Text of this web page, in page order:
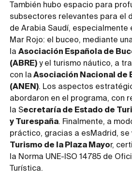
También hubo espacio para
subsectores relevantes para el
de Arabia Saudí, especialmente
Mar Rojo: el buceo, mediante
la Asociación Española de
(ABRE) y el turismo náutico, a
con la Asociación Nacional de
(ANEN). Los aspectos
abordaron en el programa, con
la Secretaría de Estado de
y Turespaña. Finalmente, a
práctico, gracias a esMadrid,
Turismo de la Plaza Mayor,
la Norma UNE-ISO 14785 de
Turística.